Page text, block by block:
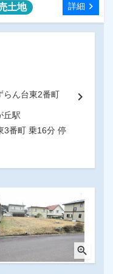
土地 詳細 chevron_right
chevron_right
らん台東2番町
丘駅
3番町 乗16分 停
zoom_in